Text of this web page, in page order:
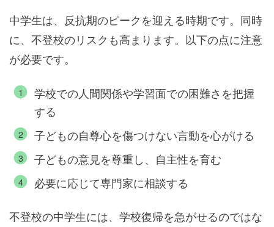
中学生は、反抗期のピークを迎える時期です。同時
に、不登校のリスクも高まります。以下の点に注意
が必要です。
学校での人間関係や学習面での困難さを把握
する
子どもの自尊心を傷つけない言動を心がける
子どもの意見を尊重し、自主性を育む
必要に応じて専門家に相談する
不登校の中学生には、学校復帰を急がせるのではな